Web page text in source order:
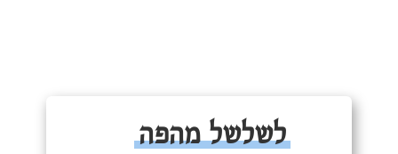
לשלשל מהפה